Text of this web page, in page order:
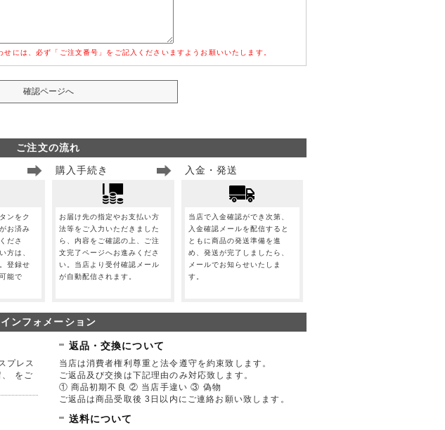
には、必ず「ご注文番号」をご記入くださいますようお願いいたします。
ご注文の流れ
ンをク
お済み
ださ
方は、
登録せ
能で
購入手続き
お届け先の指定やお支払い方
法等をご入力いただきました
ら、内容をご確認の上、ご注
文完了ページへお進みくださ
い。当店より受付確認メール
が自動配信されます。
入金・発送
当店で入金確認ができ次第、
入金確認メールを配信すると
ともに商品の発送準備を進
め、発送が完了しましたら、
メールでお知らせいたしま
す。
インフォメーション
プレス
、 をご
返品・交換について
当店は消費者権利尊重と法令遵守を約束致します。
ご返品及び交換は下記理由のみ対応致します。
① 商品初期不良 ② 当店手違い ③ 偽物
ご返品は商品受取後 3日以内にご連絡お願い致します。
送料について